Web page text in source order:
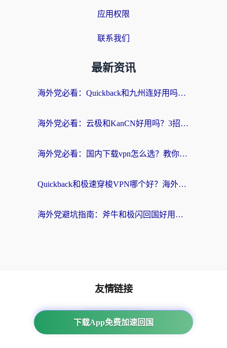
应用权限
联系我们
最新资讯
海外党必看：Quickback和九州连好用吗？3步选对回国加速器实现无缝刷国内资源
海外党必看：云极和KanCN好用吗？3招教你选对回国加速器（附免费VPN避坑指南）
海外党必看：国内下载vpn怎么选？教你无缝访问国内资源的实用指南
Quickback和极速穿梭VPN哪个好？海外党亲测3招选对回国加速器，看这篇就够了
海外党避坑指南：斧牛和极闪回国好用吗？选对加速器才能无缝刷剧玩游戏
下载App免费加速回国
友情链接
海外回国加速器